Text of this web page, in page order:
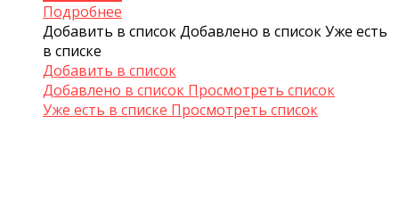
Подробнее
Добавить в списокДобавлено в списокУже есть
в списке
Добавить в список
Добавлено в список Просмотреть список
Уже есть в списке Просмотреть список